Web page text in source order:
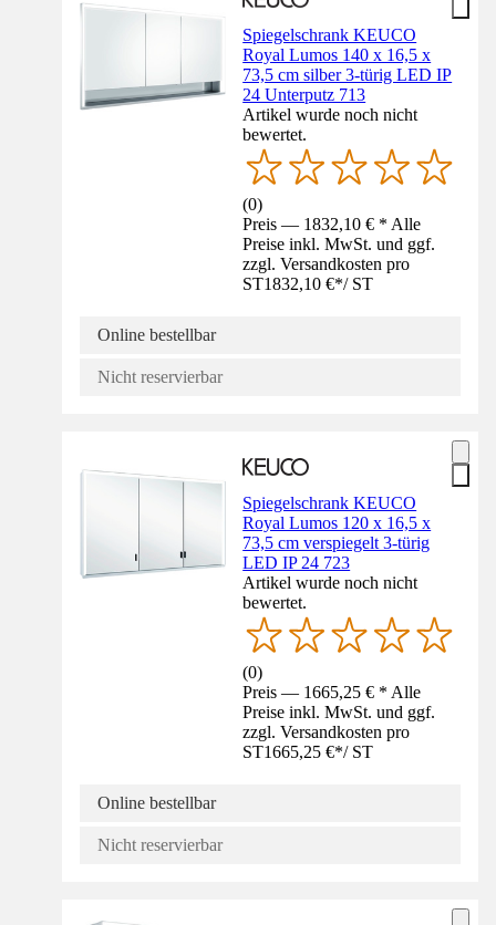
Spiegelschrank KEUCO
Royal Lumos 140 x 16,5 x
73,5 cm silber 3-türig LED IP
24 Unterputz 713
Artikel wurde noch nicht
bewertet.
(0)
Preis — 1832,10 € * Alle
Preise inkl. MwSt. und ggf.
zzgl. Versandkosten pro
ST1832,10 €*/ ST
Online bestellbar
Nicht reservierbar
Spiegelschrank KEUCO
Royal Lumos 120 x 16,5 x
73,5 cm verspiegelt 3-türig
LED IP 24 723
Artikel wurde noch nicht
bewertet.
(0)
Preis — 1665,25 € * Alle
Preise inkl. MwSt. und ggf.
zzgl. Versandkosten pro
ST1665,25 €*/ ST
Online bestellbar
Nicht reservierbar